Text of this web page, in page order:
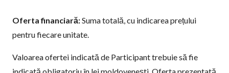
Oferta financiară:Suma totală, cu indicarea prețului
pentru fiecare unitate.
Valoarea ofertei indicată de Participant trebuie să fie